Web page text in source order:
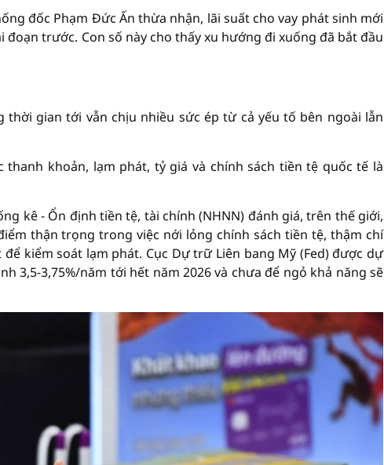
đốc Phạm Đức Ấn thừa nhận, lãi suất cho vay phát sinh mới
đoạn trước. Con số này cho thấy xu hướng đi xuống đã bắt đầu
thời gian tới vẫn chịu nhiều sức ép từ cả yếu tố bên ngoài lẫn
khoản, lạm phát, tỷ giá và chính sách tiền tệ quốc tế là
kê - Ổn định tiền tệ, tài chính (NHNN) đánh giá, trên thế giới,
thận trọng trong việc nới lỏng chính sách tiền tệ, thậm chí
kiểm soát lạm phát. Cục Dự trữ Liên bang Mỹ (Fed) được dự
3,5-3,75%/năm tới hết năm 2026 và chưa để ngỏ khả năng sẽ